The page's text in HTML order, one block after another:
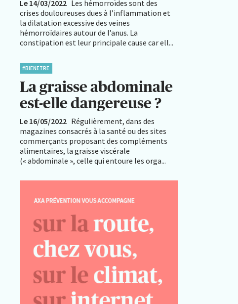
Le 14/03/2022 Les hémorroïdes sont des
crises douloureuses dues à l’inflammation et
la dilatation excessive des veines
hémorroïdaires autour de l’anus. La
constipation est leur principale cause car ell...
#BIENETRE
La graisse abdominale
est-elle dangereuse ?
Le 16/05/2022 Régulièrement, dans des
magazines consacrés à la santé ou des sites
commerçants proposant des compléments
alimentaires, la graisse viscérale
(« abdominale », celle qui entoure les orga...